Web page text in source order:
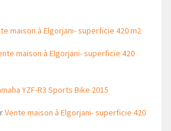
maison à Elgorjani- superficie 420 m2
maison à Elgorjani- superficie 420
YZF-R3 Sports Bike 2015
Vente maison à Elgorjani- superficie 420